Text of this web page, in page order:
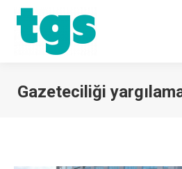
Gazeteciliği